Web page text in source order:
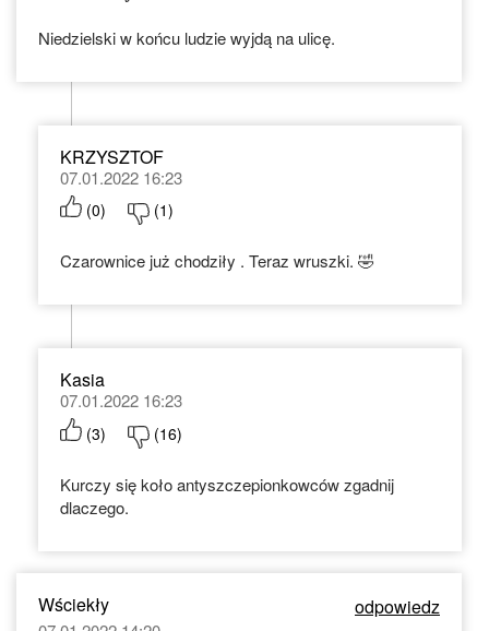
Niedzielski w końcu ludzie wyjdą na ulicę.
KRZYSZTOF
07.01.2022 16:23
(0) (1)
Czarownice już chodziły . Teraz wruszki. 🤣
Kasia
07.01.2022 16:23
(3) (16)
Kurczy się koło antyszczepionkowców zgadnij
dlaczego.
Wściekły odpowiedz